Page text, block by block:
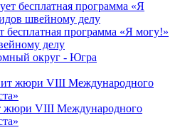
бесплатная программа «Я могу!»
делу
округ - Югра
жюри VIII Международного